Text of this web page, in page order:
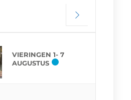
VIERINGEN 1- 7
AUGUSTUS